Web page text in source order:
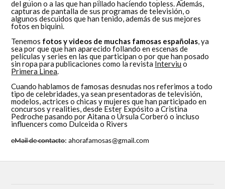
del guion o a las que han pillado haciendo topless. Además,
capturas de pantalla de sus programas de televisión, o
algunos descuidos que han tenido, además de sus mejores
fotos en biquini.
Tenemos fotos y videos de muchas famosas españolas, ya
sea por que que han aparecido follando en escenas de
películas y series en las que participan o por que han posado
sin ropa para publicaciones como la revista Interviu o
Primera Linea.
Cuando hablamos de famosas desnudas nos referimos a todo
tipo de celebridades, ya sean presentadoras de televisión,
modelos, actrices o chicas y mujeres que han participado en
concursos y realities, desde Ester Expósito a Cristina
Pedroche pasando por Aitana o Úrsula Corberó o incluso
influencers como Dulceida o Rivers
eMail de contacto: ahorafamosas@gmail.com